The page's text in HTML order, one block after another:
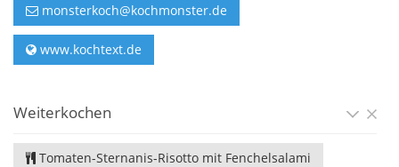
monsterkoch@kochmonster.de
www.kochtext.de
Weiterkochen
Tomaten-Sternanis-Risotto mit Fenchelsalami